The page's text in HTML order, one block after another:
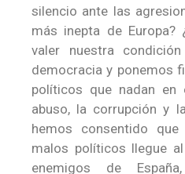
silencio ante las
más inepta de Europa?
valer nuestra
democracia y ponemos
políticos que nadan en
abuso, la corrupción y
hemos consentido
malos políticos llegue
enemigos de